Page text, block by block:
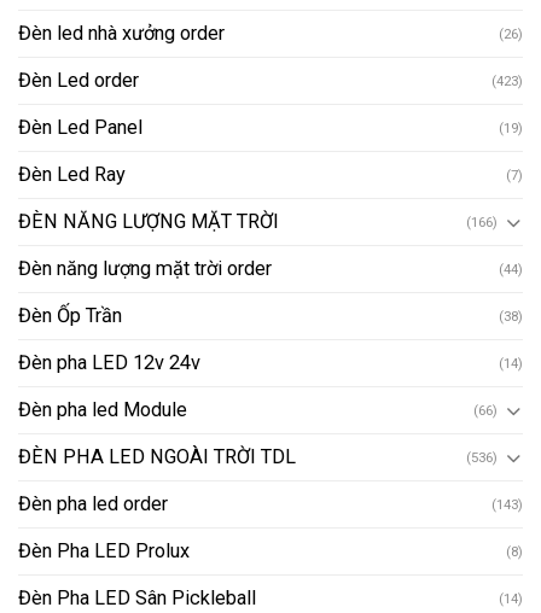
Đèn led nhà xưởng order (26)
Đèn Led order (423)
Đèn Led Panel (19)
Đèn Led Ray (7)
ĐÈN NĂNG LƯỢNG MẶT TRỜI (166)
Đèn năng lượng mặt trời order (44)
Đèn Ốp Trần (38)
Đèn pha LED 12v 24v (14)
Đèn pha led Module (66)
ĐÈN PHA LED NGOÀI TRỜI TDL (536)
Đèn pha led order (143)
Đèn Pha LED Prolux (8)
Đèn Pha LED Sân Pickleball (14)